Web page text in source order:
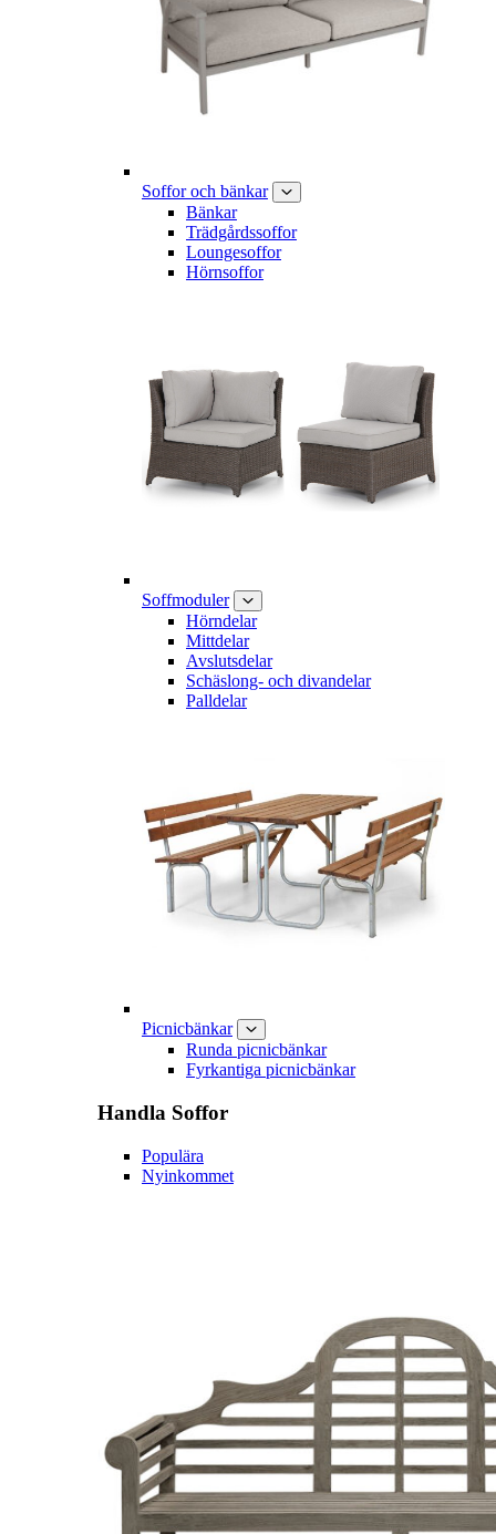
Soffor och bänkar
Bänkar
Trädgårdssoffor
Loungesoffor
Hörnsoffor
Soffmoduler
Hörndelar
Mittdelar
Avslutsdelar
Schäslong- och divandelar
Palldelar
Picnicbänkar
Runda picnicbänkar
Fyrkantiga picnicbänkar
Handla Soffor
Populära
Nyinkommet